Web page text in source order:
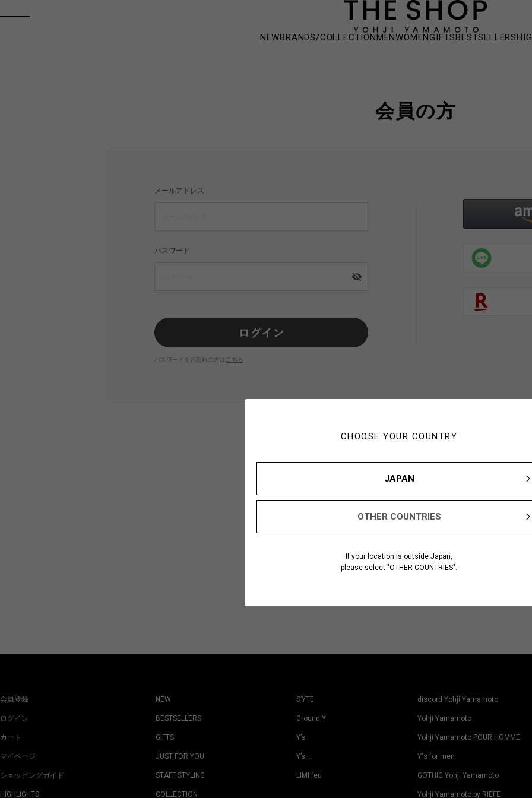
CHOOSE YOUR COUNTRY
JAPAN
OTHER COUNTRIES
If your location is outside Japan,
please select "OTHER COUNTRIES".
NEWBRANDS/COLLECTIONMENWOMENGIFTSBESTSELLERS
会員の方
メールアドレス
パスワード
visibility_off
パスワードをお忘れの方は こちら
初めてご利用の方・会員以
会員登録
ログイン
カート
マイページ
ショッピングガイド
HIGHLIGHTS
NEW
BESTSELLERS
GIFTS
JUST FOR YOU
STAFF STYLING
COLLECTION
S’YTE
Ground Y
Y’s
Y’s….
LIMI feu
discord Yohji Yamamoto
Yohji Yamamoto
Yohji Yamamoto POUR HOMME
Y's for men
GOTHIC Yohji Yamamoto
Yohji Yamamoto by RIEFE